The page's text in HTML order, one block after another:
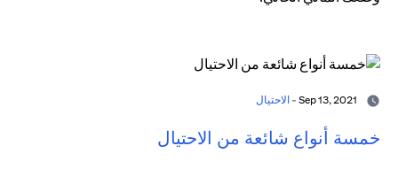
الاحتيال
خمسة أنواع شائعة من الاحتيال